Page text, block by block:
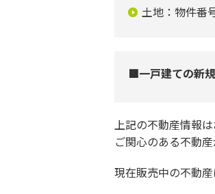
土地：物件
■一戸建ての新
上記の不動産情報
ご関心のある不動
現在販売中の不動産